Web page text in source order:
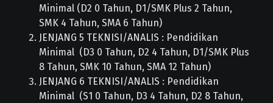
Minimal (D2 0 Tahun, D1/SMK Plus 2 Tahun,
SMK 4 Tahun, SMA 6 Tahun)
JENJANG 5 TEKNISI/ANALIS : Pendidikan
Minimal (D3 0 Tahun, D2 4 Tahun, D1/SMK Plus
8 Tahun, SMK 10 Tahun, SMA 12 Tahun)
JENJANG 6 TEKNISI/ANALIS : Pendidikan
Minimal (S1 0 Tahun, D3 4 Tahun, D2 8 Tahun,